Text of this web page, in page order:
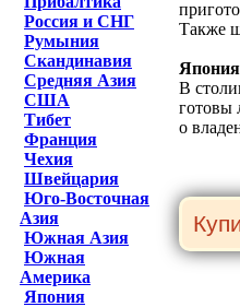
Россия и СНГ
Румыния
Скандинавия
Средняя Азия
США
Тибет
Франция
Чехия
Швейцария
Юго-Восточная
Азия
Южная Азия
Южная
Америка
Япония
Также
В
готовы
о